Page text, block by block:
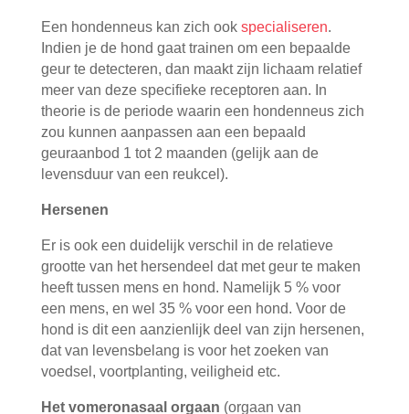
Een hondenneus kan zich ook specialiseren.
Indien je de hond gaat trainen om een bepaalde
geur te detecteren, dan maakt zijn lichaam relatief
meer van deze specifieke receptoren aan. In
theorie is de periode waarin een hondenneus zich
zou kunnen aanpassen aan een bepaald
geuraanbod 1 tot 2 maanden (gelijk aan de
levensduur van een reukcel).
Hersenen
Er is ook een duidelijk verschil in de relatieve
grootte van het hersendeel dat met geur te maken
heeft tussen mens en hond. Namelijk 5 % voor
een mens, en wel 35 % voor een hond. Voor de
hond is dit een aanzienlijk deel van zijn hersenen,
dat van levensbelang is voor het zoeken van
voedsel, voortplanting, veiligheid etc.
Het vomeronasaal orgaan (orgaan van